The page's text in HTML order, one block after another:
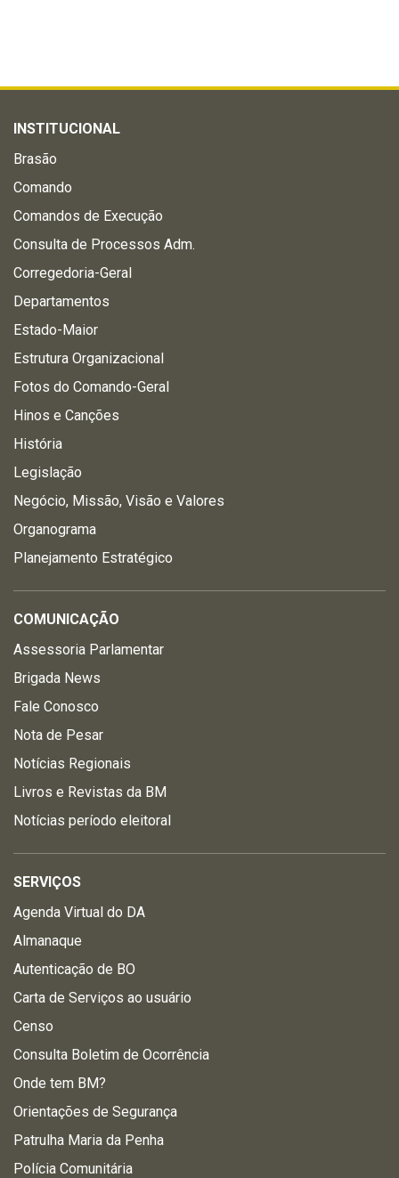
INSTITUCIONAL
Brasão
Comando
Comandos de Execução
Consulta de Processos Adm.
Corregedoria-Geral
Departamentos
Estado-Maior
Estrutura Organizacional
Fotos do Comando-Geral
Hinos e Canções
História
Legislação
Negócio, Missão, Visão e Valores
Organograma
Planejamento Estratégico
COMUNICAÇÃO
Assessoria Parlamentar
Brigada News
Fale Conosco
Nota de Pesar
Notícias Regionais
Livros e Revistas da BM
Notícias período eleitoral
SERVIÇOS
Agenda Virtual do DA
Almanaque
Autenticação de BO
Carta de Serviços ao usuário
Censo
Consulta Boletim de Ocorrência
Onde tem BM?
Orientações de Segurança
Patrulha Maria da Penha
Polícia Comunitária